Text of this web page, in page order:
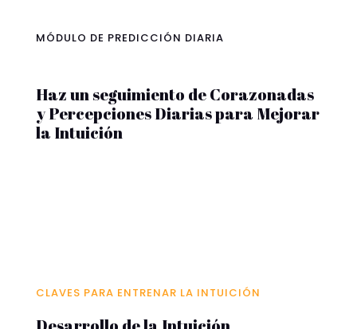
MÓDULO DE PREDICCIÓN DIARIA
Haz un seguimiento de Corazonadas
y Percepciones Diarias para Mejorar
la Intuición
CLAVES PARA ENTRENAR LA INTUICIÓN